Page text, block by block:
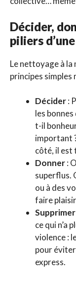
Décider,
piliers
Le nettoyage à
principes simples
Décider:
les
t-il
important
côté, il est
Donner:
superflus.
ou à des
faire
Supprimer
ce qui n’a
violence :
pour
express.